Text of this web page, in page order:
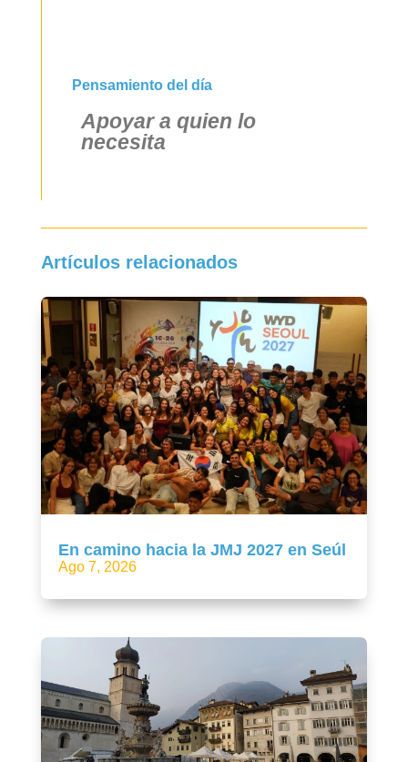
Pensamiento del día
Apoyar a quien lo
necesita
Artículos relacionados
En camino hacia la JMJ 2027 en Seúl
Ago 7, 2026